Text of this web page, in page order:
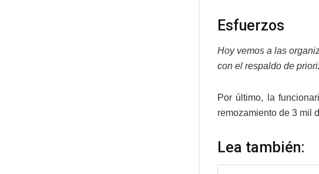
Esfuerzos
Hoy vemos a las
con el respaldo de
Por último, la
remozamiento de 3 mil
Lea también: